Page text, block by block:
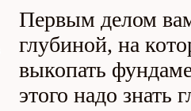
Первым делом
глубиной, на
выкопать
этого надо знать